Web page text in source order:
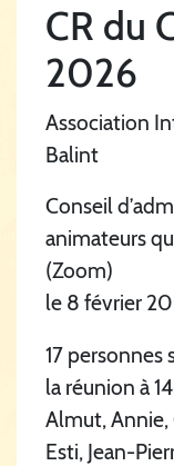
CR du
2026
Association
Balint
Conseil
animateurs
(Zoom)
le 8 février
17
la réunion à
Almut, Annie,
Esti, Jean-